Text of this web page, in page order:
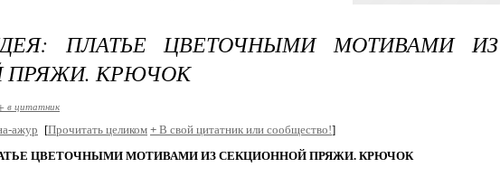
ПЛАТЬЕ ЦВЕТОЧНЫМИ МОТИВАМИ ИЗ
ПРЯЖИ. КРЮЧОК
в цитатник
ажур [Прочитать целиком + В свой цитатник или сообщество!]
ЦВЕТОЧНЫМИ МОТИВАМИ ИЗ СЕКЦИОННОЙ ПРЯЖИ. КРЮЧОК